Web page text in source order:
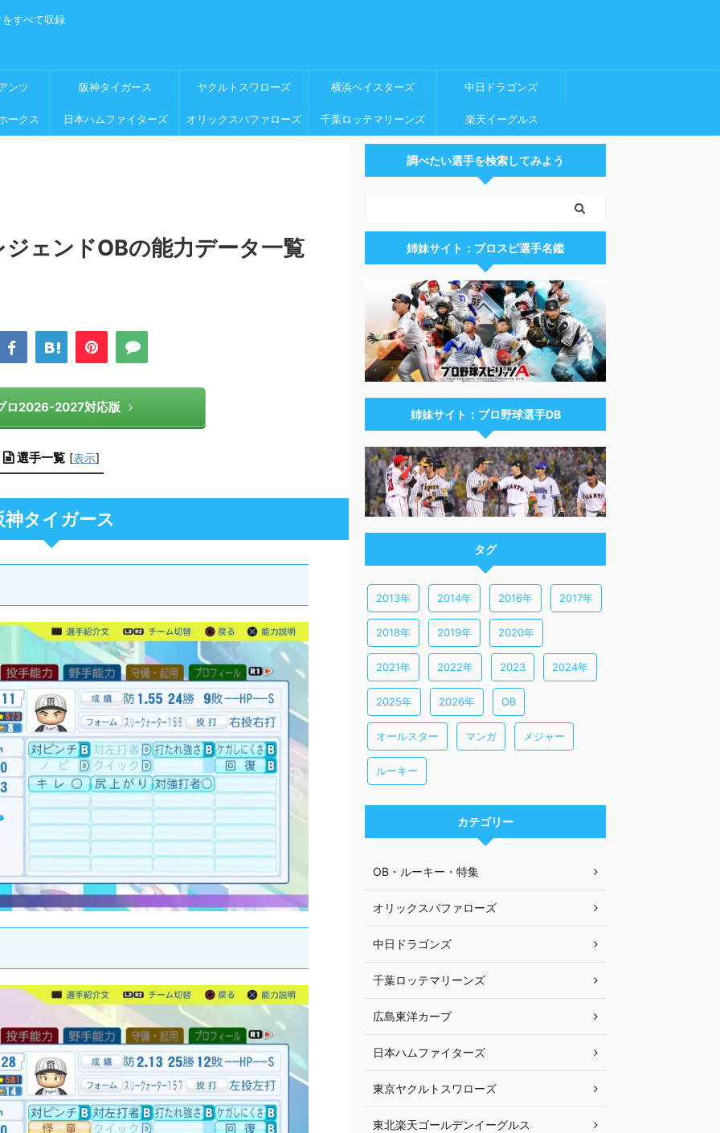
すべて収録
ンツ 阪神タイガース ヤクルトスワローズ 横浜ベイスターズ 中日ドラゴンズ
ークス 日本ハムファイターズ オリックスバファローズ 千葉ロッテマリーンズ 楽天イーグルス
ェンドOBの能力データ一覧
ロ2026-2027対応版
選手一覧 [表示]
神タイガース
調べたい選手を検索してみよう
姉妹サイト：プロスピ選手名鑑
姉妹サイト：プロ野球選手DB
タグ
2013年 2014年 2016年 2017年
2018年 2019年 2020年
2021年 2022年 2023 2024年
2025年 2026年 OB
オールスター マンガ メジャー
ルーキー
カテゴリー
OB・ルーキー・特集
オリックスバファローズ
中日ドラゴンズ
千葉ロッテマリーンズ
広島東洋カープ
日本ハムファイターズ
東京ヤクルトスワローズ
東北楽天ゴールデンイーグルス